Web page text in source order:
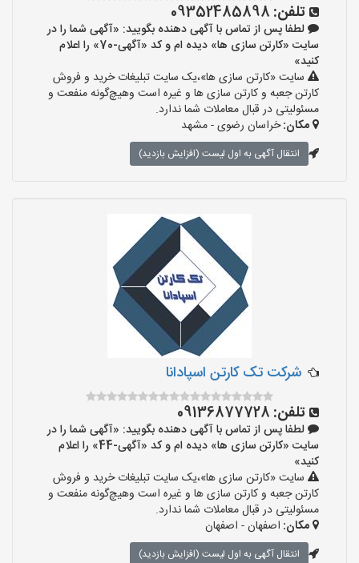
تلفن: 09352485898
لطفا پس از تماس با آگهی دهنده بگویید: «آگهی شما را در
سایت «کارتن سازی ها» دیده ام و کد «آگهی-70» را اعلام
کنید»
سایت «کارتن سازی ها»،یک سایت تبلیغات خرید و فروش
کارتن جعبه و کارتن سازی ها و غیره است وهیچ‌گونه منفعت و
مسئولیتی در قبال معاملات شما ندارد.
مکان:خراسان رضوی - مشهد
انتقال آگهی به اول لیست (افزایش بازدید)
شرکت تک کارتن اسپادانا
تلفن: 09136877728
لطفا پس از تماس با آگهی دهنده بگویید: «آگهی شما را در
سایت «کارتن سازی ها» دیده ام و کد «آگهی-44» را اعلام
کنید»
سایت «کارتن سازی ها»،یک سایت تبلیغات خرید و فروش
کارتن جعبه و کارتن سازی ها و غیره است وهیچ‌گونه منفعت و
مسئولیتی در قبال معاملات شما ندارد.
مکان: اصفهان - اصفهان
انتقال آگهی به اول لیست (افزایش بازدید)